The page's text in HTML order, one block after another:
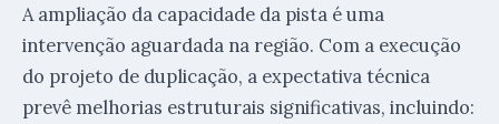
A ampliação da capacidade da pista é uma
intervenção aguardada na região. Com a execução
do projeto de duplicação, a expectativa técnica
prevê melhorias estruturais significativas, incluindo: